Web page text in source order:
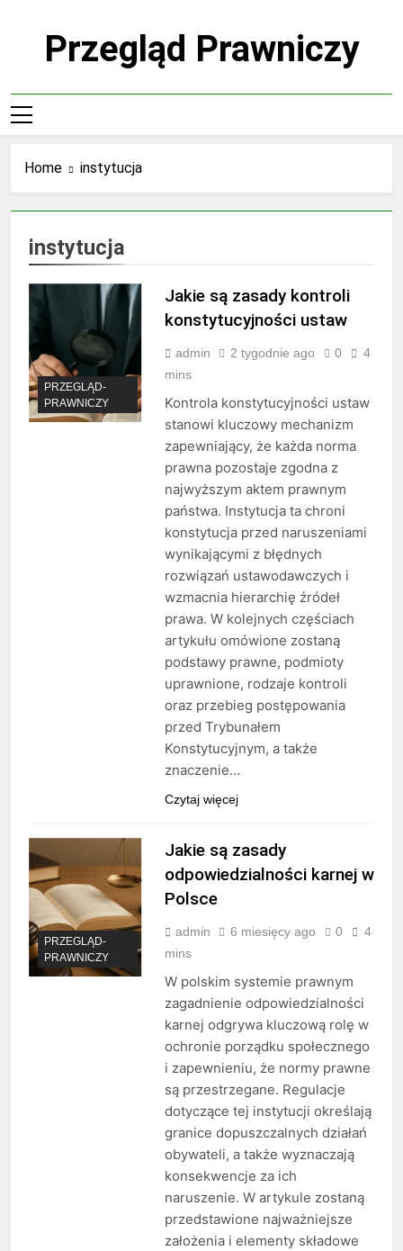
Przegląd Prawniczy
Home instytucja
instytucja
PRZEGLĄD-
PRAWNICZY
Jakie są zasady kontroli
konstytucyjności ustaw
admin 2 tygodnie ago 0
4
mins
Kontrola konstytucyjności ustaw
stanowi kluczowy mechanizm
zapewniający, że każda norma
prawna pozostaje zgodna z
najwyższym aktem prawnym
państwa. Instytucja ta chroni
konstytucja przed naruszeniami
wynikającymi z błędnych
rozwiązań ustawodawczych i
wzmacnia hierarchię źródeł
prawa. W kolejnych częściach
artykułu omówione zostaną
podstawy prawne, podmioty
uprawnione, rodzaje kontroli
oraz przebieg postępowania
przed Trybunałem
Konstytucyjnym, a także
znaczenie…
Czytaj więcej
PRZEGLĄD-
PRAWNICZY
Jakie są zasady
odpowiedzialności karnej w
Polsce
admin 6 miesięcy ago 0
4
mins
W polskim systemie prawnym
zagadnienie odpowiedzialności
karnej odgrywa kluczową rolę w
ochronie porządku społecznego
i zapewnieniu, że normy prawne
są przestrzegane. Regulacje
dotyczące tej instytucji określają
granice dopuszczalnych działań
obywateli, a także wyznaczają
konsekwencje za ich
naruszenie. W artykule zostaną
przedstawione najważniejsze
założenia i elementy składowe